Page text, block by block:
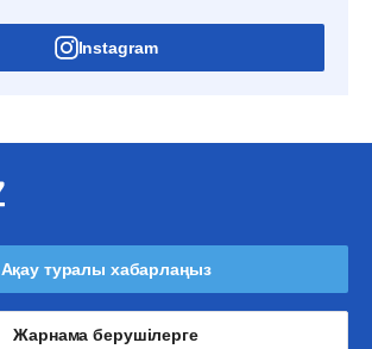
Instagram
Ақау туралы хабарлаңыз
Жарнама берушілерге